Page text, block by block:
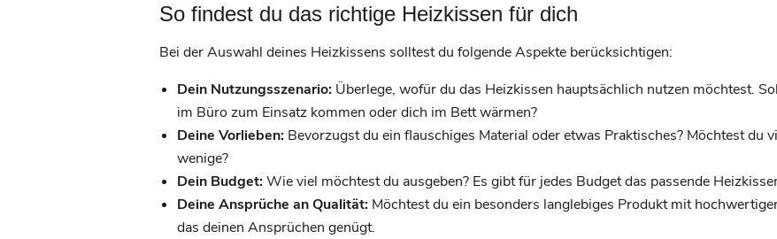
So findest du das richtige Heizkissen für dich
Bei der Auswahl deines Heizkissens solltest du folgende Aspekte berücksichtigen:
Dein Nutzungsszenario: Überlege, wofür du das Heizkissen hauptsächlich nutzen möchtest.
im Büro zum Einsatz kommen oder dich im Bett wärmen?
Deine Vorlieben: Bevorzugst du ein flauschiges Material oder etwas Praktisches? Möchtest du
wenige?
Dein Budget:Wie viel möchtest du ausgeben? Es gibt für jedes Budget das passende
Deine Ansprüche an Qualität: Möchtest du ein besonders langlebiges Produkt mit
das deinen Ansprüchen genügt.